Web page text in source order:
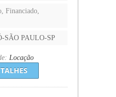
Financiado,
SÃO PAULO-SP
Locação